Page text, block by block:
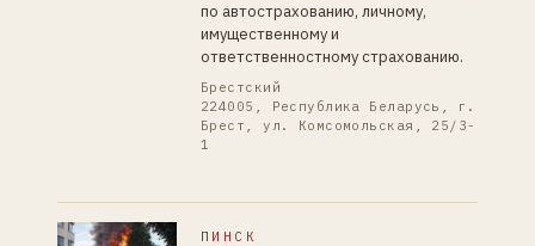
по автострахованию, личному,
имущественному и
ответственностному страхованию.
Брестский
224005, Республика Беларусь, г.
Брест, ул. Комсомольская, 25/3-
1
ПИНСК